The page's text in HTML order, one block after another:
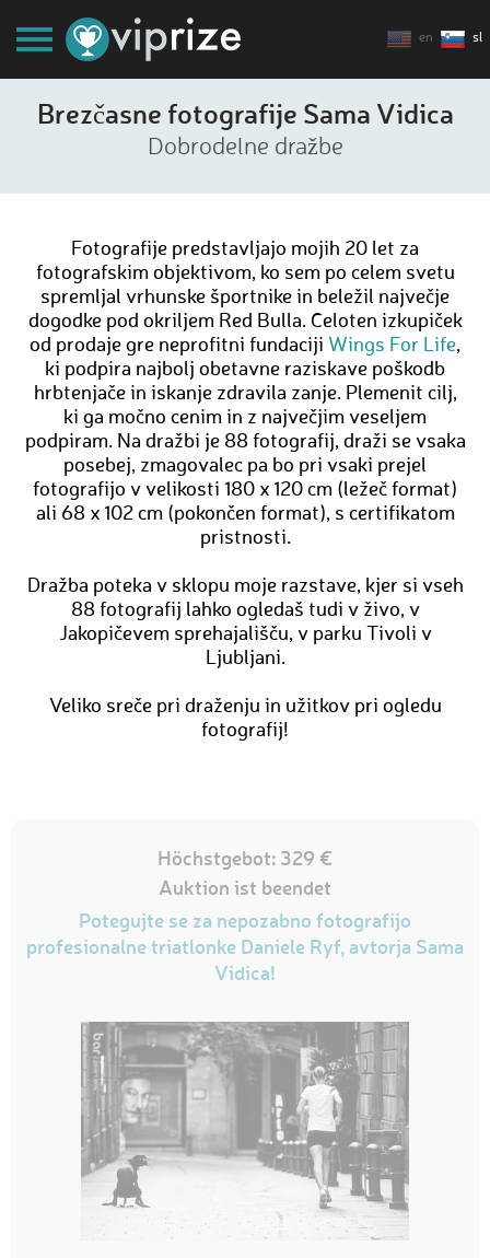
en sl
Brezčasne fotografije Sama Vidica
Dobrodelne dražbe
Fotografije predstavljajo mojih 20 let za
fotografskim objektivom, ko sem po celem svetu
spremljal vrhunske športnike in beležil največje
dogodke pod okriljem Red Bulla. Celoten izkupiček
od prodaje gre neprofitni fundaciji Wings For Life,
ki podpira najbolj obetavne raziskave poškodb
hrbtenjače in iskanje zdravila zanje. Plemenit cilj,
ki ga močno cenim in z največjim veseljem
podpiram. Na dražbi je 88 fotografij, draži se vsaka
posebej, zmagovalec pa bo pri vsaki prejel
fotografijo v velikosti 180 x 120 cm (ležeč format)
ali 68 x 102 cm (pokončen format), s certifikatom
pristnosti.
Dražba poteka v sklopu moje razstave, kjer si vseh
88 fotografij lahko ogledaš tudi v živo, v
Jakopičevem sprehajališču, v parku Tivoli v
Ljubljani.
Veliko sreče pri draženju in užitkov pri ogledu
fotografij!
Höchstgebot: 329 €
Auktion ist beendet
Potegujte se za nepozabno fotografijo
profesionalne triatlonke Daniele Ryf, avtorja Sama
Vidica!